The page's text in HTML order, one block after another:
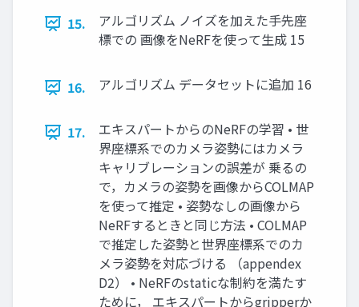
15.
アルゴリズム ノイズを加えた手先座
標での 画像をNeRFを使って生成 15
16. アルゴリズム データセットに追加 16
17.
エキスパートからのNeRFの学習 • 世
界座標系でのカメラ姿勢にはカメラ
キャリブレーションの誤差が 乗るの
で，カメラの姿勢を画像からCOLMAP
を使って推定 • 姿勢なしの画像から
NeRFするときと同じ方法 • COLMAP
で推定した姿勢と世界座標系でのカ
メラ姿勢を対応づける （appendex
D2） • NeRFのstaticな制約を満たす
ために， エキスパートからgripperか